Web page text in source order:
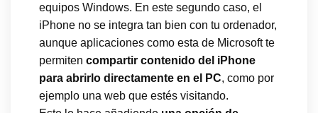
equipos Windows. En este segundo caso, el
iPhone no se integra tan bien con tu ordenador,
aunque aplicaciones como esta de Microsoft te
permiten compartir contenido del iPhone
para abrirlo directamente en el PC, como por
ejemplo una web que estés visitando.